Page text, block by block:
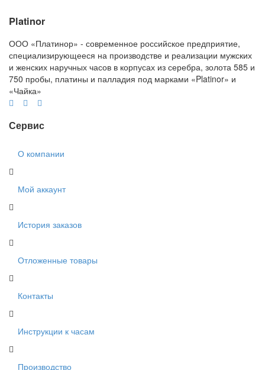
Platinor
ООО «Платинор» - современное российское предприятие,
специализирующееся на производстве и реализации мужских
и женских наручных часов в корпусах из серебра, золота 585 и
750 пробы, платины и палладия под марками «Platinor» и
«Чайка»
Сервис
О компании
Мой аккаунт
История заказов
Отложенные товары
Контакты
Инструкции к часам
Производство